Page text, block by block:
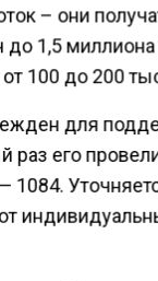
– они
1,5 миллиона
100 до 200
для
его
1084.